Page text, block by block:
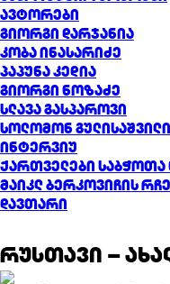
ავტორები
გიორგი დარჯანია
კობა ინასარიძე
პაპუნა კედია
გიორგი ნოზაძე
სლავა გასპაროვი
სოლომონ გულისაშვილი
ინტერვიუ
ქართველები საბჭოთა
მაიკლ ბერკოვიჩის
დავთარი
რუსთავი –